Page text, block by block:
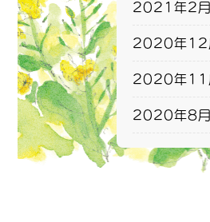
2021年2月
2020年12
2020年11
2020年8月